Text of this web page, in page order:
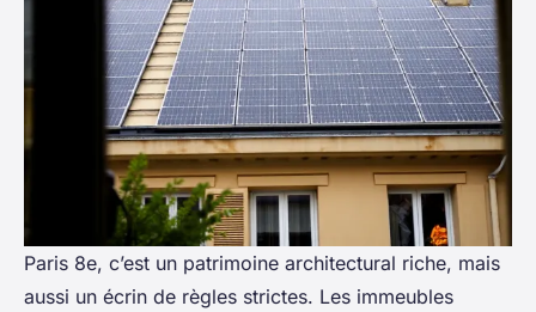
Paris 8e, c’est un patrimoine architectural riche, mais
aussi un écrin de règles strictes. Les immeubles